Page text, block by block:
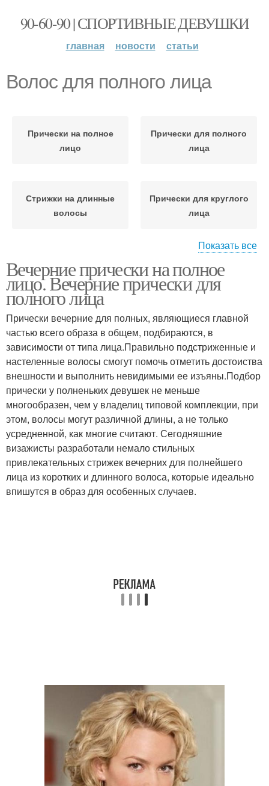
90-60-90 | СПОРТИВНЫЕ ДЕВУШКИ
главная новости статьи
Волос для полного лица
Прически на полное
лицо
Прически для полного
лица
Стрижки на длинные
волосы
Прически для круглого
лица
волосы
лица
Локоны на полное лицо
Прически для полных
женщин
Показать все
Вечерние прически на полное
лицо. Вечерние прически для
полного лица
Прически вечерние для полных, являющиеся главной
частью всего образа в общем, подбираются, в
зависимости от типа лица.Правильно подстриженные и
настеленные волосы смогут помочь отметить достоиства
внешности и выполнить невидимыми ее изъяны.Подбор
прически у полненьких девушек не меньше
многообразен, чем у владелиц типовой комплекции, при
этом, волосы могут различной длины, а не только
усредненной, как многие считают. Сегодняшние
визажисты разработали немало стильных
привлекательных стрижек вечерних для полнейшего
лица из коротких и длинного волоса, которые идеально
впишутся в образ для особенных случаев.